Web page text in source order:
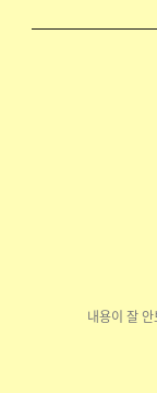
내용이 잘